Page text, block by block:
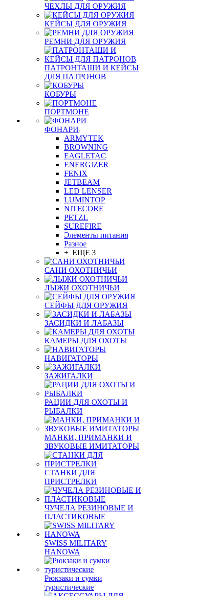
ЧЕХЛЫ ДЛЯ ОРУЖИЯ
КЕЙСЫ ДЛЯ ОРУЖИЯ
РЕМНИ ДЛЯ ОРУЖИЯ
ПАТРОНТАШИ И КЕЙСЫ
ДЛЯ ПАТРОНОВ
КОБУРЫ
ПОРТМОНЕ
ФОНАРИ
ARMYTEK
BROWNING
EAGLETAC
ENERGIZER
FENIX
JETBEAM
LED LENSER
LUMINTOP
NITECORE
PETZL
SUREFIRE
Элементы питания
Разное
+ ЕЩЕ 3
САНИ ОХОТНИЧЬИ
ЛЫЖИ ОХОТНИЧЬИ
СЕЙФЫ ДЛЯ ОРУЖИЯ
ЗАСИДКИ И ЛАБАЗЫ
КАМЕРЫ ДЛЯ ОХОТЫ
НАВИГАТОРЫ
ЗАЖИГАЛКИ
РАЦИИ ДЛЯ ОХОТЫ И
РЫБАЛКИ
МАНКИ, ПРИМАНКИ И
ЗВУКОВЫЕ ИМИТАТОРЫ
СТАНКИ ДЛЯ
ПРИСТРЕЛКИ
ЧУЧЕЛА РЕЗИНОВЫЕ И
ПЛАСТИКОВЫЕ
SWISS MILITARY
HANOWA
Рюкзаки и сумки
туристические